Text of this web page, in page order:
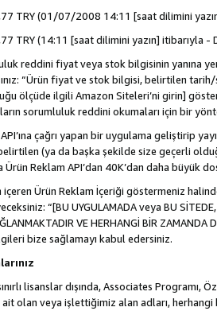
TRY (01/07/2008 14:11 [saat dilimini
TRY (14:11 [saat dilimini yazın] itibarıyla -
reddini fiyat veya stok bilgisinin yanına
“Ürün fiyat ve stok bilgisi, belirtilen
ölçüde ilgili Amazon Siteleri’ni girin]
sorumluluk reddini okumaları için bir
çağrı yapan bir uygulama geliştirip
(ya da başka şekilde size geçerli
Ürün Reklam API’dan 40K’dan daha büyük
Ürün Reklam İçeriği göstermeniz
“[BU UYGULAMADA veya BU SİTEDE,
VE HERHANGİ BİR
bize sağlamayı kabul edersiniz.
lisanslar dışında, Associates Programı,
olan veya işlettiğimiz alan adları,